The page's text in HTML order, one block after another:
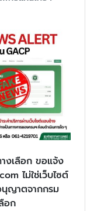
งเลือก ขอแจ้ง
ไม่ใช่เว็บไซต์
นุญาตจากกรม
อก